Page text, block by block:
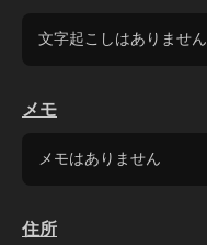
文字起こしはありません
メモ
メモはありません
住所